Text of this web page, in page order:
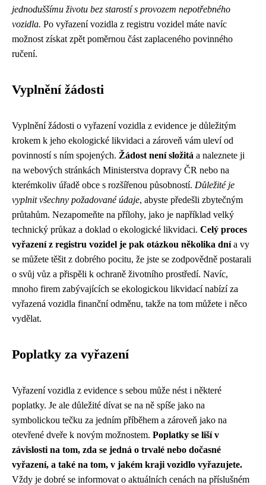
jednoduššímu životu bez starostí s provozem nepotřebného
vozidla. Po vyřazení vozidla z registru vozidel máte navíc
možnost získat zpět poměrnou část zaplaceného povinného
ručení.
Vyplnění žádosti
Vyplnění žádosti o vyřazení vozidla z evidence je důležitým
krokem k jeho ekologické likvidaci a zároveň vám uleví od
povinností s ním spojených. Žádost není složitá a naleznete ji
na webových stránkách Ministerstva dopravy ČR nebo na
kterémkoliv úřadě obce s rozšířenou působností. Důležité je
vyplnit všechny požadované údaje, abyste předešli zbytečným
průtahům. Nezapomeňte na přílohy, jako je například velký
technický průkaz a doklad o ekologické likvidaci. Celý proces
vyřazení z registru vozidel je pak otázkou několika dnía vy
se můžete těšit z dobrého pocitu, že jste se zodpovědně postarali
o svůj vůz a přispěli k ochraně životního prostředí. Navíc,
mnoho firem zabývajících se ekologickou likvidací nabízí za
vyřazená vozidla finanční odměnu, takže na tom můžete i něco
vydělat.
Poplatky za vyřazení
Vyřazení vozidla z evidence s sebou může nést i některé
poplatky. Je ale důležité dívat se na ně spíše jako na
symbolickou tečku za jedním příběhem a zároveň jako na
otevřené dveře k novým možnostem. Poplatky se liší v
závislosti na tom, zda se jedná o trvalé nebo dočasné
vyřazení, a také na tom, v jakém kraji vozidlo vyřazujete.
Vždy je dobré se informovat o aktuálních cenách na příslušném